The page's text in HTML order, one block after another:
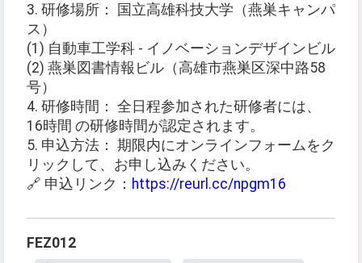
3. 研修場所： 国立高雄科技大学（燕巣キャンパ
ス）
(1) 自動車工学科 - イノベーションデザインビル
(2) 燕巣図書情報ビル（高雄市燕巣区深中路58
号）
4. 研修時間： 全日程参加された研修者には、
16時間 の研修時間が認定されます。
5. 申込方法： 期限内にオンラインフォームをク
リックして、お申し込みください。
🔗 申込リンク： https://reurl.cc/npgm16
FEZ012